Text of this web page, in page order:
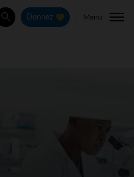
Rechercher
Donnez Menu